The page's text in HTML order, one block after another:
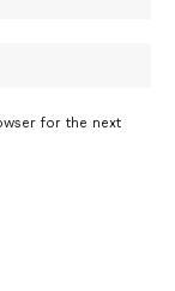
for the next